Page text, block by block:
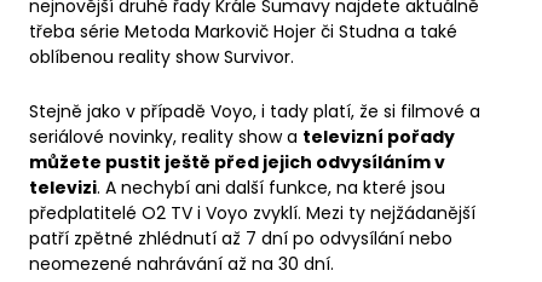
nejnovější druhé řady Krále Šumavy najdete aktuálně
třeba série Metoda Markovič Hojer či Studna a také
oblíbenou reality show Survivor.
Stejně jako v případě Voyo, i tady platí, že si filmové a
seriálové novinky, reality show a televizní pořady
můžete pustit ještě před jejich odvysíláním v
televizi. A nechybí ani další funkce, na které jsou
předplatitelé O2 TV i Voyo zvyklí. Mezi ty nejžádanější
patří zpětné zhlédnutí až 7 dní po odvysílání nebo
neomezené nahrávání až na 30 dní.